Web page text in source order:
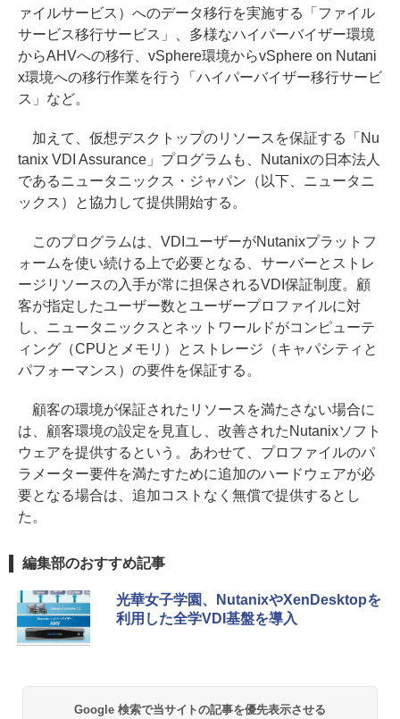
ァイルサービス）へのデータ移行を実施する「ファイル
サービス移行サービス」、多様なハイパーバイザー環境
からAHVへの移行、vSphere環境からvSphere on Nutani
x環境への移行作業を行う「ハイパーバイザー移行サービ
ス」など。
加えて、仮想デスクトップのリソースを保証する「Nu
tanix VDI Assurance」プログラムも、Nutanixの日本法人
であるニュータニックス・ジャパン（以下、ニュータニ
ックス）と協力して提供開始する。
このプログラムは、VDIユーザーがNutanixプラットフ
ォームを使い続ける上で必要となる、サーバーとストレ
ージリソースの入手が常に担保されるVDI保証制度。顧
客が指定したユーザー数とユーザープロファイルに対
し、ニュータニックスとネットワールドがコンピューテ
ィング（CPUとメモリ）とストレージ（キャパシティと
パフォーマンス）の要件を保証する。
顧客の環境が保証されたリソースを満たさない場合に
は、顧客環境の設定を見直し、改善されたNutanixソフト
ウェアを提供するという。あわせて、プロファイルのパ
ラメーター要件を満たすために追加のハードウェアが必
要となる場合は、追加コストなく無償で提供するとし
た。
編集部のおすすめ記事
光華女子学園、NutanixやXenDesktopを
利用した全学VDI基盤を導入
Google 検索で当サイトの記事を優先表示させる